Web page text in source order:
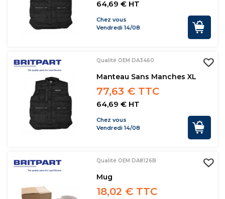
64,69 € HT
Chez vous
Vendredi 14/08
Qualité OEM DA3460
Manteau Sans Manches XL
77,63 € TTC
64,69 € HT
Chez vous
Vendredi 14/08
Qualité OEM DA8126B
Mug
18,02 € TTC